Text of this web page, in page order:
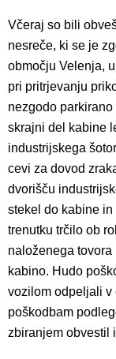
Včeraj so bili
nesreče, ki se je
območju Velenja,
pri pritrjevanju
nezgodo
skrajni del kabine
industrijskega
cevi za dovod
dvorišču
stekel do kabine
trenutku trčilo ob
naloženega
kabino. Hudo
vozilom odpeljali v
poškodbam
zbiranjem obvestil